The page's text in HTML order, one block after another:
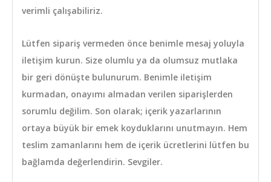
verimli çalışabiliriz.
Lütfen sipariş vermeden önce benimle mesaj yoluyla
iletişim kurun. Size olumlu ya da olumsuz mutlaka
bir geri dönüşte bulunurum. Benimle iletişim
kurmadan, onayımı almadan verilen siparişlerden
sorumlu değilim. Son olarak; içerik yazarlarının
ortaya büyük bir emek koyduklarını unutmayın. Hem
teslim zamanlarını hem de içerik ücretlerini lütfen bu
bağlamda değerlendirin. Sevgiler.